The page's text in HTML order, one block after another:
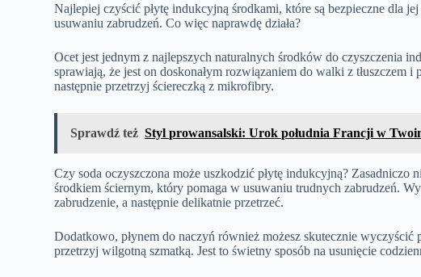
Najlepiej czyścić płytę indukcyjną środkami, które są bezpieczne dla
usuwaniu zabrudzeń. Co więc naprawdę działa?
Ocet jest jednym z najlepszych naturalnych środków do czyszczenia
sprawiają, że jest on doskonałym rozwiązaniem do walki z tłuszczem
następnie przetrzyj ściereczką z mikrofibry.
Sprawdź też Styl prowansalski: Urok południa Francji w
Czy soda oczyszczona może uszkodzić płytę indukcyjną? Zasadniczo
środkiem ściernym, który pomaga w usuwaniu trudnych zabrudzeń.
zabrudzenie, a następnie delikatnie przetrzeć.
Dodatkowo, płynem do naczyń również możesz skutecznie wyczyścić
przetrzyj wilgotną szmatką. Jest to świetny sposób na usunięcie